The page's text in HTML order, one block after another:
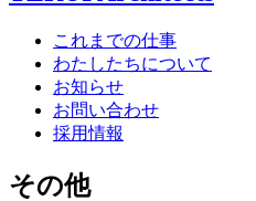
これまでの仕事
わたしたちについて
お知らせ
お問い合わせ
採用情報
その他